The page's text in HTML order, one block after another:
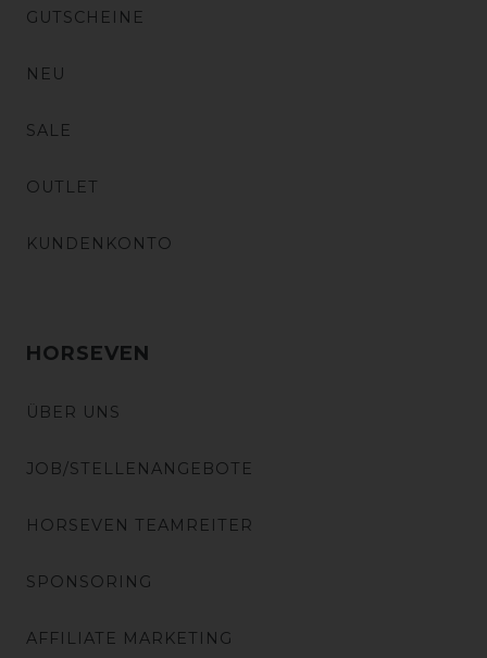
GUTSCHEINE
NEU
SALE
OUTLET
KUNDENKONTO
HORSEVEN
ÜBER UNS
JOB/STELLENANGEBOTE
HORSEVEN TEAMREITER
SPONSORING
AFFILIATE MARKETING